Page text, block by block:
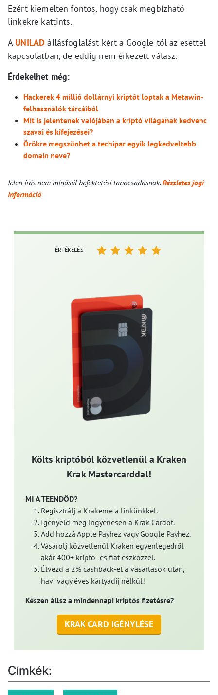
Ezért kiemelten fontos, hogy csak megbízható
linkekre kattints.
A UNILAD állásfoglalást kért a Google-tól az esettel
kapcsolatban, de eddig nem érkezett válasz.
Érdekelhet még:
Hackerek 4 millió dollárnyi kriptót loptak a Metawin-
felhasználók tárcáiból
Mit is jelentenek valójában a kriptó világának kedvenc
szavai és kifejezései?
Örökre megszűnhet a techipar egyik legkedveltebb
domain neve?
Jelen írás nem minősül befektetési tanácsadásnak.Részletes jogi
információ
Költs kriptóból közvetlenül a Kraken
Krak Mastercarddal!
MI A TEENDŐD?
Regisztrálj a Krakenre a linkünkkel.
Igényeld meg ingyenesen a Krak Cardot.
Add hozzá Apple Payhez vagy Google Payhez.
Vásárolj közvetlenül Kraken egyenlegedről
akár 400+ kripto- és fiat eszközzel.
Élvezd a 2% cashback-et a vásárlások után,
havi vagy éves kártyadíj nélkül!
Készen állsz a mindennapi kriptós fizetésre?
KRAK CARD IGÉNYLÉSE
ÉRTÉKELÉS
Címkék: